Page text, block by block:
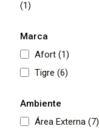
Marca
Afort (1)
Tigre (6)
(1)
Ambiente
Área Externa (7)